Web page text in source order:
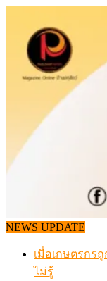
content
NEWS UPDATE
เมื่อเกษตรกร
ไม่รู้